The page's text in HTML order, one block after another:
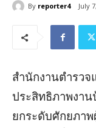
By reporter4 July
สำนักงานตำรวจ
ประสิทธิภาพงา
ยกระดับศักยภา